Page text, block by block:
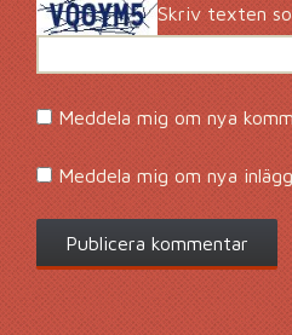
Skriv texten
Meddela mig om nya
Meddela mig om nya